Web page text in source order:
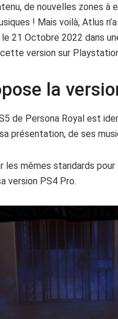
de nouvelles zones
! Mais voilà, Atlus
21 Octobre 2022 dans
version sur
la
de Persona Royal est
présentation, de ses
les mêmes standards
version PS4 Pro.